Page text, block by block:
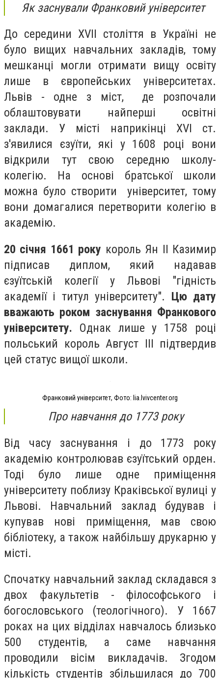
Як заснували Франковий університет
До середини XVII століття в Україні не
було вищих навчальних закладів, тому
мешканці могли отримати вищу освіту
лише в європейських університетах.
Львів - одне з міст, де розпочали
облаштовувати найперші освітні
заклади. У місті наприкінці ХVІ ст.
з'явилися єзуїти, які у 1608 році вони
відкрили тут свою середню школу-
колегію. На основі братської школи
можна було створити університет, тому
вони домагалися перетворити колегію в
академію.
20 січня 1661 року король Ян ІІ Казимир
підписав диплом, який надавав
єзуїтській колегії у Львові "гідність
академії і титул університету". Цю дату
вважають роком заснування Франкового
університету. Однак лише у 1758 році
польський король Август III підтвердив
цей статус вищої школи.
Франковий університет, Фото: lia.lvivcenter.org
Про навчання до 1773 року
Від часу заснування і до 1773 року
академію контролював єзуїтський орден.
Тоді було лише одне приміщення
університету поблизу Краківської вулиці у
Львові. Навчальний заклад будував і
купував нові приміщення, мав свою
бібліотеку, а також найбільшу друкарню у
місті.
Спочатку навчальний заклад складався з
двох факультетів - філософського і
богословського (теологічного). У 1667
роках на цих відділах навчалось близько
500 студентів, а саме навчання
проводили вісім викладачів. Згодом
кількість студентів збільшилася до 700